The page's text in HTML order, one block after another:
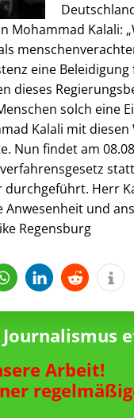
Mohammad Kalali:
eine
dieses
solch eine
Kalali mit
Nun findet am
durchgeführt. Herr
Anwesenheit und
Regensburg
Arbeit!